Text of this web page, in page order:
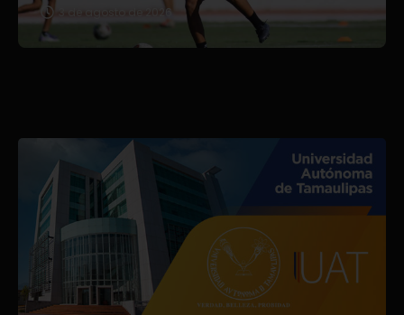
3 de agosto de 2026